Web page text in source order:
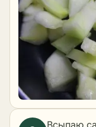
Всыпаю